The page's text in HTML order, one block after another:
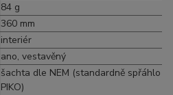
84 g
360 mm
interiér
ano, vestavěný
šachta dle NEM (standardně spřáhlo
PIKO)